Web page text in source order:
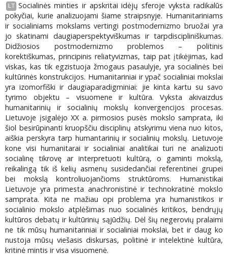
LT Socialinės minties ir apskritai idėjų sferoje vyksta radikalūs
pokyčiai, kurie analizuojami šiame straipsnyje. Humanitariniams
ir socialiniams mokslams vertingi postmodernizmo bruožai yra
jo skatinami daugiaperspektyviškumas ir tarpdiscipliniškumas.
Didžiosios postmodernizmo problemos – politinis
korektiškumas, principinis reliatyvizmas, taip pat įtikėjimas, kad
viskas, kas tik egzistuoja žmogaus pasaulyje, yra socialinės bei
kultūrinės konstrukcijos. Humanitariniai ir ypač socialiniai mokslai
yra izomorfiški ir daugiaparadigminiai: jie kinta kartu su savo
tyrimo objektu – visuomene ir kultūra. Vyksta akivaizdus
humanitarinių ir socialinių mokslų konvergencijos procesas.
Lietuvoje įsigalėjo XX a. pirmosios pusės mokslo samprata, iki
šiol besirūpinanti kruopščiu disciplinų atskyrimu viena nuo kitos,
aiškia perskyra tarp humantarinių ir socialinių mokslų. Lietuvoje
kone visi humanitarai ir socialiniai analitikai turi ne analizuoti
socialinę tikrovę ar interpretuoti kultūrą, o gaminti mokslą,
reikalingą tik iš kelių asmenų susidedančiai referentinei grupei
bei mokslą kontroliuojančioms struktūroms. Humanistikai
Lietuvoje yra primesta anachronistinė ir technokratinė mokslo
samprata. Kita ne mažiau opi problema yra humanistikos ir
socialinio mokslo atplėšimas nuo socialinės kritikos, bendrųjų
kultūros debatų ir kultūrinių sąjūdžių. Dėl šių negerovių pralaimi
ne tik mūsų humanitariniai ir socialiniai mokslai, bet ir daug ko
nustoja mūsų viešasis diskursas, politinė ir intelektinė kultūra,
kritinė mintis ir visa visuomenė.